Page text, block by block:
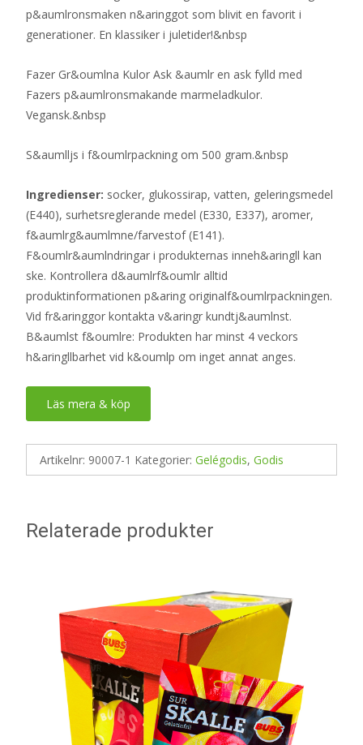
p&aumlronsmaken n&aringgot som blivit en favorit i
generationer. En klassiker i juletider!&nbsp
Fazer Gr&oumlna Kulor Ask &aumlr en ask fylld med
Fazers p&aumlronsmakande marmeladkulor.
Vegansk.&nbsp
S&aumlljs i f&oumlrpackning om 500 gram.&nbsp
Ingredienser: socker, glukossirap, vatten, geleringsmedel
(E440), surhetsreglerande medel (E330, E337), aromer,
f&aumlrg&aumlmne/farvestof (E141).
F&oumlr&aumlndringar i produkternas inneh&aringll kan
ske. Kontrollera d&aumlrf&oumlr alltid
produktinformationen p&aring originalf&oumlrpackningen.
Vid fr&aringgor kontakta v&aringr kundtj&aumlnst.
B&aumlst f&oumlre: Produkten har minst 4 veckors
h&aringllbarhet vid k&oumlp om inget annat anges.
Läs mera & köp
Artikelnr: 90007-1 Kategorier: Gelégodis, Godis
Relaterade produkter